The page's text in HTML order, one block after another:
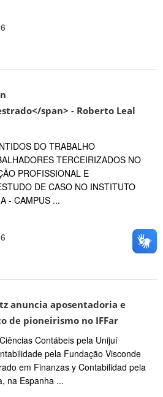
span> - Roberto Leal
DO TRABALHO
TERCEIRIZADOS NO
PROFISSIONAL E
DE CASO NO INSTITUTO
- CAMPUS ...
anuncia aposentadoria e
de pioneirismo no IFFar
Contábeis pela Unijuí
pela Fundação Visconde
em Finanzas y Contabilidad pela
na Espanha ...